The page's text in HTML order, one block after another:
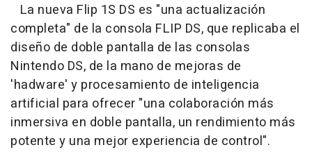
La nueva Flip 1S DS es "una actualización
completa" de la consola FLIP DS, que replicaba el
diseño de doble pantalla de las consolas
Nintendo DS, de la mano de mejoras de
'hadware' y procesamiento de inteligencia
artificial para ofrecer "una colaboración más
inmersiva en doble pantalla, un rendimiento más
potente y una mejor experiencia de control".